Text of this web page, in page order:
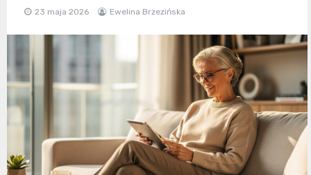
23 maja 2026 Ewelina Brzezińska